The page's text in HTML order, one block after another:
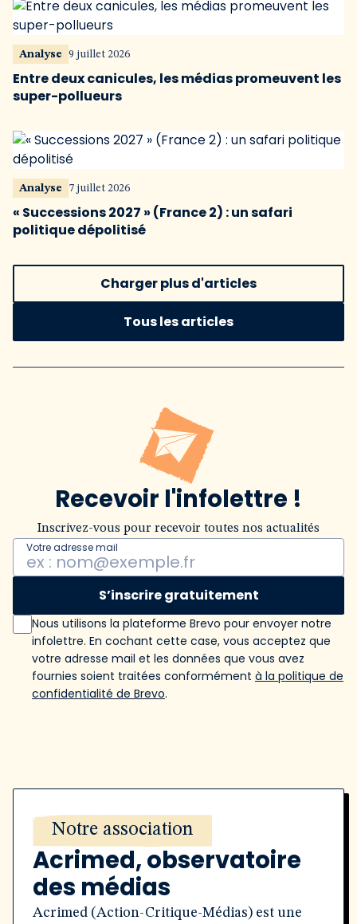
Analyse 9 juillet 2026
Entre deux canicules, les médias promeuvent les
super-pollueurs
Analyse 7 juillet 2026
« Successions 2027 » (France 2) : un safari
politique dépolitisé
Charger plus d'articles
Tous les articles
Recevoir l'infolettre !
Inscrivez-vous pour recevoir toutes nos actualités
Votre adresse mail
S’inscrire gratuitement
Nous utilisons la plateforme Brevo pour envoyer notre
infolettre. En cochant cette case, vous acceptez que
votre adresse mail et les données que vous avez
fournies soient traitées conformément à la politique de
confidentialité de Brevo.
Notre association
Acrimed, observatoire
des médias
Acrimed (Action-Critique-Médias) est une